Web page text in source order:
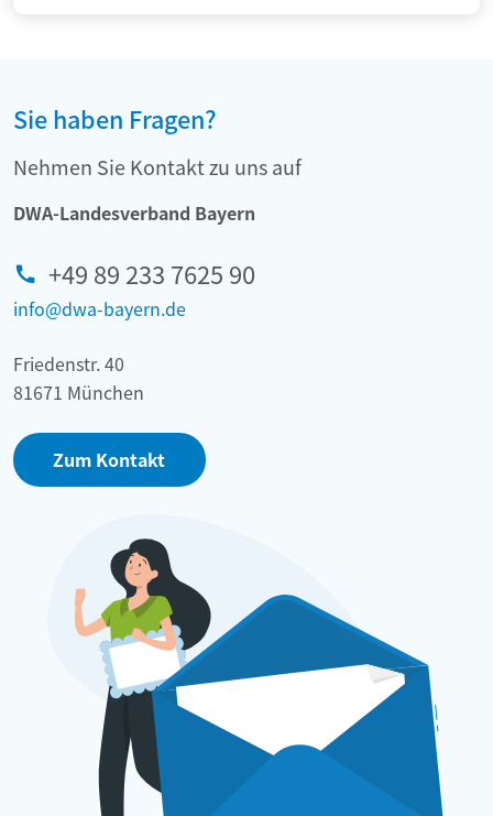
Sie haben Fragen?
Nehmen Sie Kontakt zu uns auf
DWA-Landesverband Bayern
+49 89 233 7625 90
info@dwa-bayern.de
Friedenstr. 40
81671 München
Zum Kontakt